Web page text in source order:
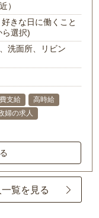
）
きな日に働くこと
ら選択)
洗面所、リビン
支給
高時給
婦の求人
覧を見る